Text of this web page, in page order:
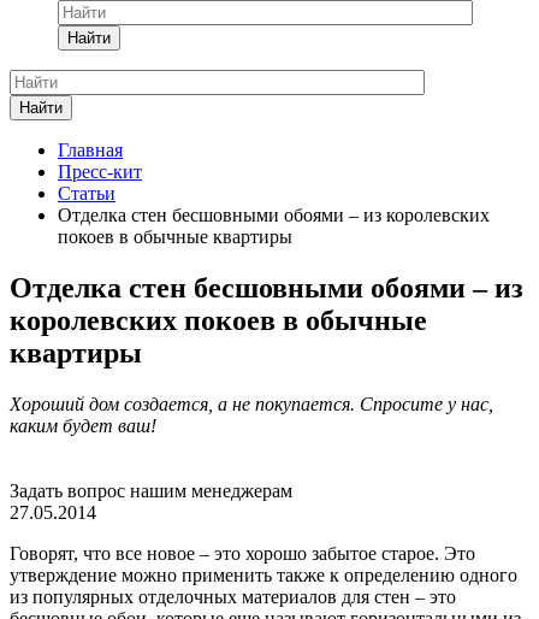
Найти
Найти
Главная
Пресс-кит
Статьи
Отделка стен бесшовными обоями – из королевских
покоев в обычные квартиры
Отделка стен бесшовными обоями – из
королевских покоев в обычные
квартиры
Хороший дом создается, а не покупается. Спросите у нас,
каким будет ваш!
Задать вопрос нашим менеджерам
27.05.2014
Говорят, что все новое – это хорошо забытое старое. Это
утверждение можно применить также к определению одного
из популярных отделочных материалов для стен – это